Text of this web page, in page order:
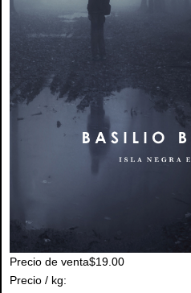
Precio de venta$19.00
Precio / kg: